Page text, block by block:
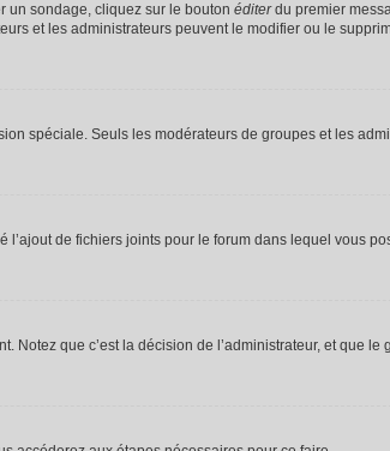
un sondage, cliquez sur le bouton éditerdu premier
et les administrateurs peuvent le modifier ou le
spéciale. Seuls les modérateurs de groupes et les
de fichiers joints pour le forum dans lequel vous
que c’est la décision de l’administrateur, et que le